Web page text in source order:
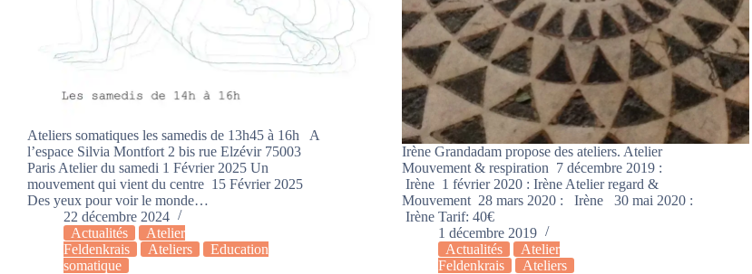
Ateliers somatiques les samedis de 13h45 à 16h A
l’espace Silvia Montfort 2 bis rue Elzévir 75003
Paris Atelier du samedi 1 Février 2025 Un
mouvement qui vient du centre 15 Février 2025
Des yeux pour voir le monde…
22 décembre 2024
Actualités
Atelier
Feldenkrais
Ateliers
Education
somatique
Irène Grandadam propose des ateliers. Atelier
Mouvement & respiration 7 décembre 2019 :
Irène 1 février 2020 : Irène Atelier regard &
Mouvement 28 mars 2020 : Irène 30 mai 2020 :
Irène Tarif: 40€
1 décembre 2019
Actualités
Atelier
Feldenkrais
Ateliers